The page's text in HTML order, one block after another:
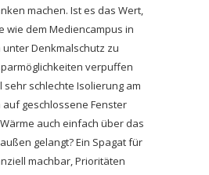
machen. Ist es das Wert,
wie dem Mediencampus in
Denkmalschutz zu
verpuffen
sehr schlechte Isolierung am
geschlossene Fenster
auch einfach über das
gelangt? Ein Spagat für
machbar, Prioritäten